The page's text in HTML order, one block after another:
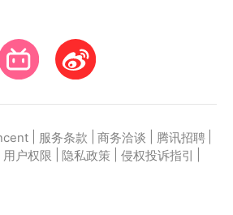
服务条款 商务洽谈 腾讯招聘
用户权限 隐私政策 侵权投诉指引